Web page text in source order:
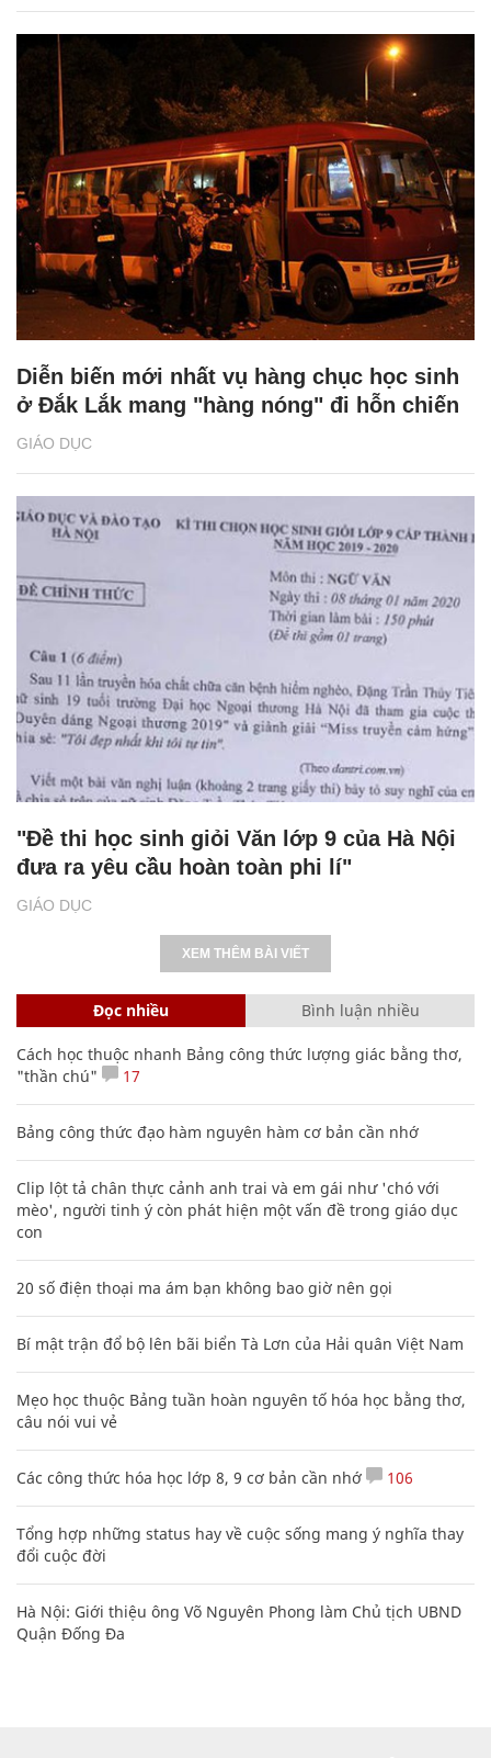
GIÁO DỤC
Diễn biến mới nhất vụ hàng chục học sinh
ở Đắk Lắk mang "hàng nóng" đi hỗn chiến
GIÁO DỤC
"Đề thi học sinh giỏi Văn lớp 9 của Hà Nội
đưa ra yêu cầu hoàn toàn phi lí"
XEM THÊM BÀI VIẾT
Đọc nhiều Bình luận nhiều
Cách học thuộc nhanh Bảng công thức lượng giác bằng thơ,
"thần chú"
17
Bảng công thức đạo hàm nguyên hàm cơ bản cần nhớ
Clip lột tả chân thực cảnh anh trai và em gái như 'chó với
mèo', người tinh ý còn phát hiện một vấn đề trong giáo dục
con
20 số điện thoại ma ám bạn không bao giờ nên gọi
Bí mật trận đổ bộ lên bãi biển Tà Lơn của Hải quân Việt Nam
Mẹo học thuộc Bảng tuần hoàn nguyên tố hóa học bằng thơ,
câu nói vui vẻ
Các công thức hóa học lớp 8, 9 cơ bản cần nhớ 106
Tổng hợp những status hay về cuộc sống mang ý nghĩa thay
đổi cuộc đời
Hà Nội: Giới thiệu ông Võ Nguyên Phong làm Chủ tịch UBND
Quận Đống Đa